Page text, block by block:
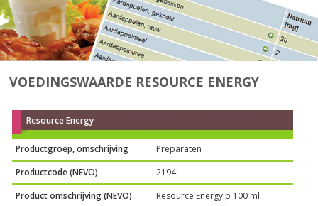
VOEDINGSWAARDE RESOURCE ENERGY
Resource Energy
Productgroep, omschrijving
Preparaten
Productcode (NEVO)
2194
Product omschrijving (NEVO)
Resource Energy p 100 ml